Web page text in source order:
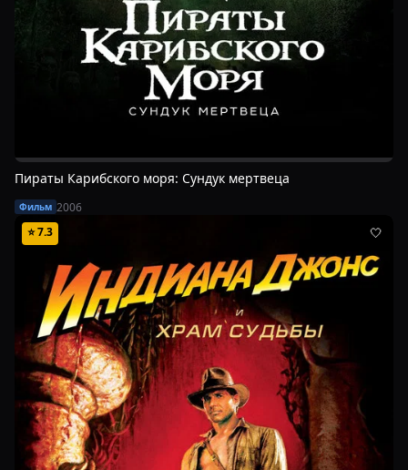
Пираты Карибского моря: Сундук мертвеца
Фильм 2006
⭐7.3 🤍